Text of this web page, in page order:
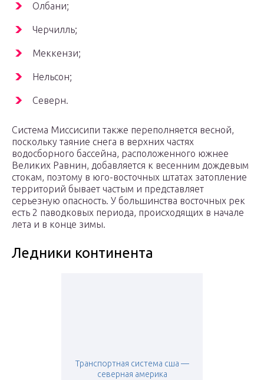
Олбани;
Черчилль;
Меккензи;
Нельсон;
Северн.
Система Миссисипи также переполняется весной,
поскольку таяние снега в верхних частях
водосборного бассейна, расположенного южнее
Великих Равнин, добавляется к весенним дождевым
стокам, поэтому в юго-восточных штатах затопление
территорий бывает частым и представляет
серьезную опасность. У большинства восточных рек
есть 2 паводковых периода, происходящих в начале
лета и в конце зимы.
Ледники континента
Транспортная система сша —
северная америка